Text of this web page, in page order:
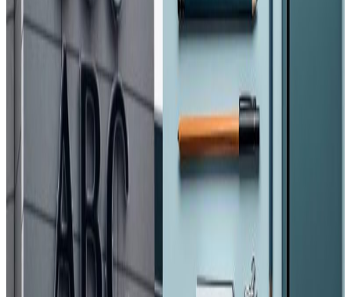
टिकटको पुनः बुकिङ वा रिफन्डका लागि आधिकारिक वेबसाइट वा
सम्पर्क केन्द्रमार्फत जानकारी लिन भनेको छ ।
यात्रु र कर्मचारीहरुको सुरक्षाका लागि विमानस्थल अस्थायी रुपमा
बन्द गरिएको यूएई सरकारले जनाएको छ ।
यस वेवसाइटमा प्रकाशित समाचार, विचार र लेखबारे तपाईंको कुनै
प्रतिक्रिया, गुनासो, सुझाव र सल्लाह छन् भने कृपया हामीलाई निम्न ईमेलमा
पठाउनुहोला । तपाईंको सहयोगले हामीलाई निष्पक्ष र तटस्थ पत्रकारिता गर्न
टेवा पुग्नेछ । सम्पर्क इमेल :